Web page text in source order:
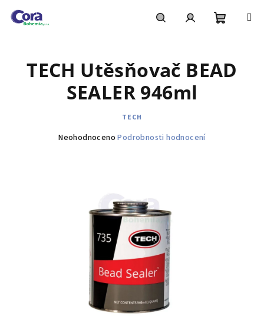
košík
TECH Utěsňovač BEAD
SEALER 946ml
TECH
Průměrné
hvězdiček.
Neohodnoceno Podrobnosti hodnocení